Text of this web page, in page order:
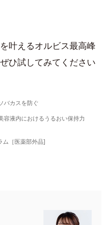
を叶えるオルビス最高峰
ひ試してみてください
カスを防ぐ
液内におけるうるおい保持力
［医薬部外品]